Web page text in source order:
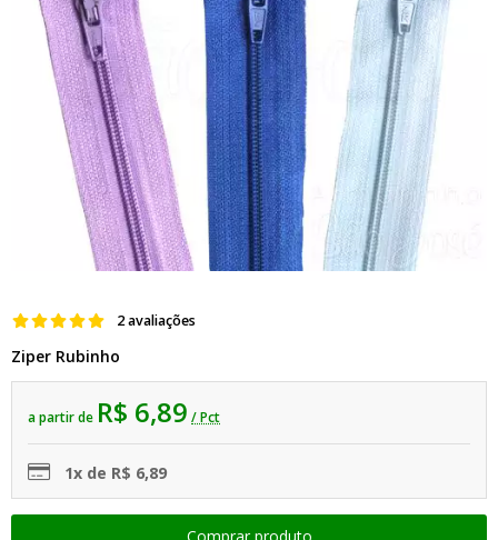
2 avaliações
Ziper Rubinho
a partir de R$ 6,89 / Pct
1x de R$ 6,89